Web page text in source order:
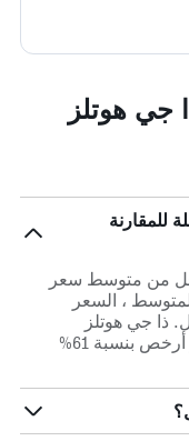
جي هوتلز
للمقارنة
من متوسط ​​سعر
المتوسط ، السعر
ذا جي هوتلز
إسطنبول سيعطيك 278 ﷼ في الليلة وهو أرخص بنسبة 61%